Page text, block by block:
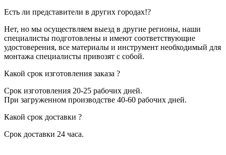
Есть ли представители в других городах!?
Нет, но мы осуществляем выезд в другие регионы, наши
специалисты подготовлены и имеют соответствующие
удостоверения, все материалы и инструмент необходимый для
монтажа специалисты привозят с собой.
Какой срок изготовления заказа ?
Срок изготовления 20-25 рабочих дней.
При загруженном производстве 40-60 рабочих дней.
Какой срок доставки ?
Срок доставки 24 часа.